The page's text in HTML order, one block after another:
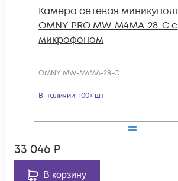
Камера сетевая
OMNY PRO MW-M4MA-28-C с
микрофоном
OMNY MW-M4MA-28-C
В наличии: 100+ шт
33 046 ₽
В корзину